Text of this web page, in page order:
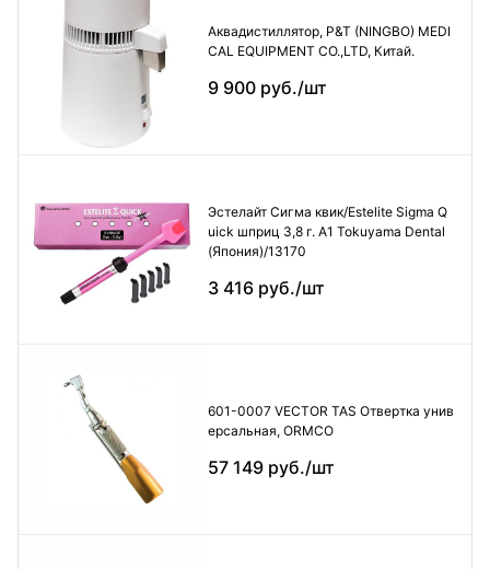
Аквадистиллятор, P&T (NINGBO) MEDI
CAL EQUIPMENT CO.,LTD, Китай.
9 900 руб./шт
Эстелайт Сигма квик/Estelite Sigma Q
uick шприц 3,8 г. А1 Tokuyama Dental
(Япония)/13170
3 416 руб./шт
601-0007 VECTOR TAS Отвертка унив
ерсальная, ORMCO
57 149 руб./шт